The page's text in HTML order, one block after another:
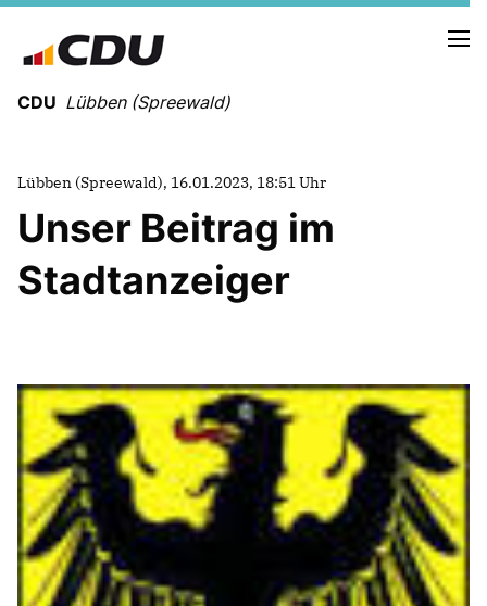
CDU Lübben (Spreewald)
NEUIGKEITEN
TERMINE
FRAKTIONSMITGLIEDER
SACHKUNDIGE EINWOHNER
NEWSLETTER ABONNIEREN
Lübben (Spreewald), 16.01.2023, 18:51 Uhr
Unser Beitrag im
Stadtanzeiger